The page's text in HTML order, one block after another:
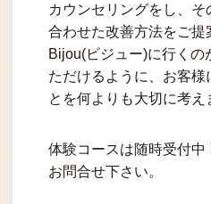
カウンセリングをし、
合わせた改善方法をご提
Bijou(ビジュー)に行くの
ただけるように、お客様
とを何よりも大切に考え
体験コースは随時受付
お問合せ下さい。